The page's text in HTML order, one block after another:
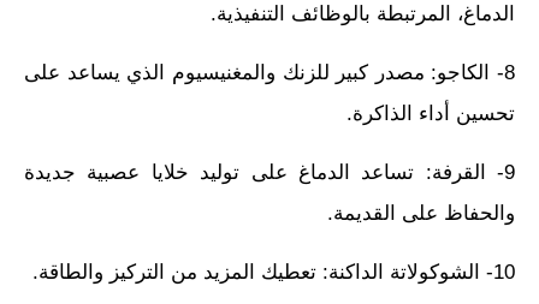
الدماغ، المرتبطة بالوظائف التنفيذية.
8- الكاجو: مصدر كبير للزنك والمغنيسيوم الذي يساعد على
تحسين أداء الذاكرة.
9- القرفة: تساعد الدماغ على توليد خلايا عصبية جديدة
والحفاظ على القديمة.
10- الشوكولاتة الداكنة: تعطيك المزيد من التركيز والطاقة.